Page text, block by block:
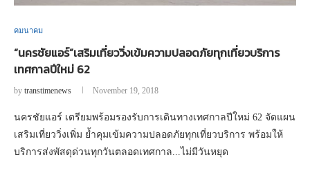
คมนาคม
“นครชัยแอร์”เสริมเที่ยววิ่งเข้มความปลอดภัยทุกเที่ยวบริการ
เทศกาลปีใหม่ 62
by transtimenews November 19, 2018
นครชัยแอร์ เตรียมพร้อมรองรับการเดินทางเทศกาลปีใหม่ 62 จัดแผน
เสริมเที่ยววิ่งเพิ่ม ย้ำคุมเข้มความปลอดภัยทุกเที่ยวบริการ พร้อมให้
บริการส่งพัสดุด่วนทุกวันตลอดเทศกาล...ไม่มีวันหยุด